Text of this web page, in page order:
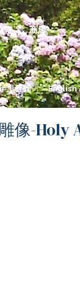
報 商店
里程碑 English
像-Holy